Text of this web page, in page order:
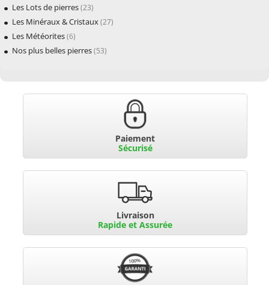
Les Lots de pierres(23)
Les Minéraux & Cristaux(27)
Les Météorites(6)
Nos plus belles pierres(53)
Paiement
Sécurisé
Livraison
Rapide et Assurée